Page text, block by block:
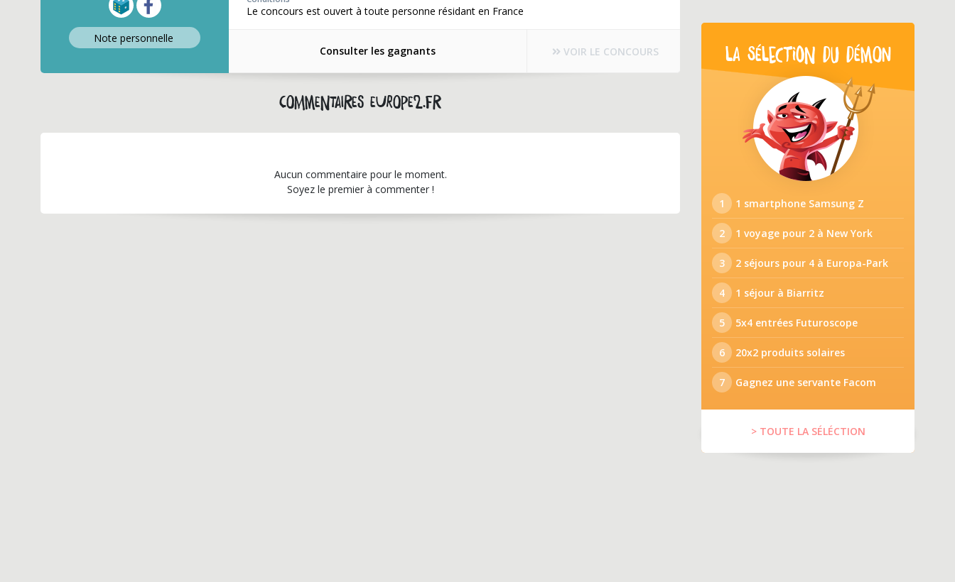
Note personnelle
Le concours est ouvert à toute personne résidant en France
Consulter les gagnants VOIR LE CONCOURS
Commentaires europe2.fr
Aucun commentaire pour le moment.
Soyez le premier à commenter !
LA SÉLECTION DU DÉMON
1 1 smartphone Samsung Z
2 1 voyage pour 2 à New York
3 2 séjours pour 4 à Europa-Park
4 1 séjour à Biarritz
5 5x4 entrées Futuroscope
6 20x2 produits solaires
7 Gagnez une servante Facom
> TOUTE LA SÉLÉCTION